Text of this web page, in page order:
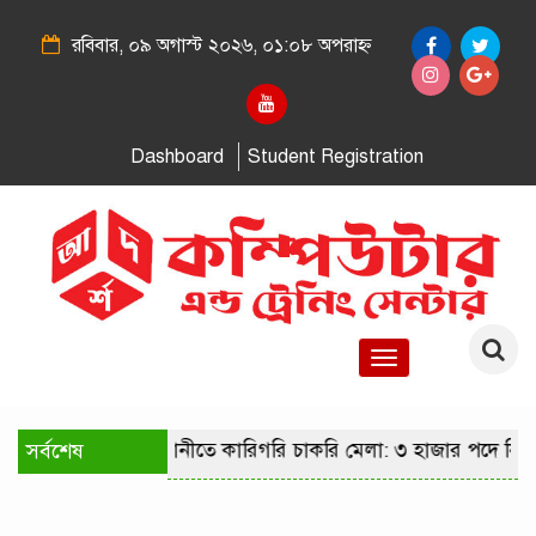
রবিবার, ০৯ অগাস্ট ২০২৬, ০১:০৮ অপরাহ্ন
Dashboard Student Registration
Toggle
সর্বশেষ রাজধানীতে কারিগরি চাকরি মেলা: ৩ হাজার পদে